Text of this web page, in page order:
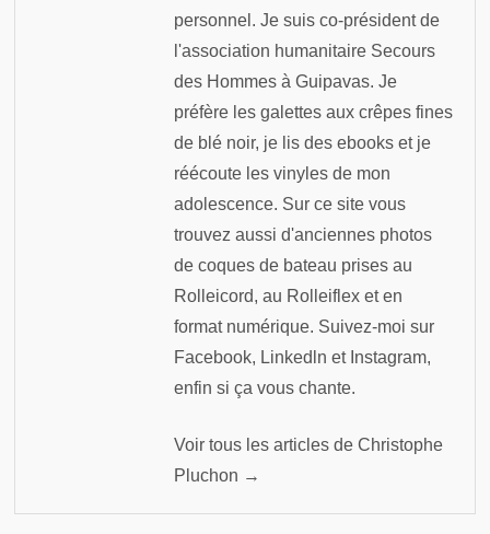
personnel. Je suis co-président de
l'association humanitaire Secours
des Hommes à Guipavas. Je
préfère les galettes aux crêpes fines
de blé noir, je lis des ebooks et je
réécoute les vinyles de mon
adolescence. Sur ce site vous
trouvez aussi d'anciennes photos
de coques de bateau prises au
Rolleicord, au Rolleiflex et en
format numérique. Suivez-moi sur
Facebook, Linkedln et Instagram,
enfin si ça vous chante.
Voir tous les articles de Christophe
Pluchon →